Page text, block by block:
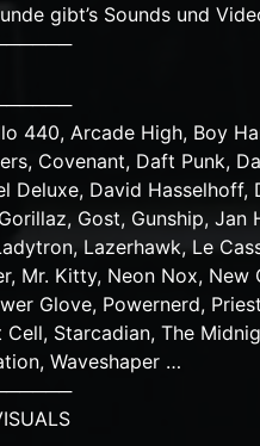
gibt’s Sounds und
440, Arcade High, Boy
Covenant, Daft Punk,
Deluxe, David
Gost, Gunship,
Lazerhawk, Le
Mr. Kitty, Neon Nox, New
Glove, Powernerd,
Starcadian, The
Waveshaper …